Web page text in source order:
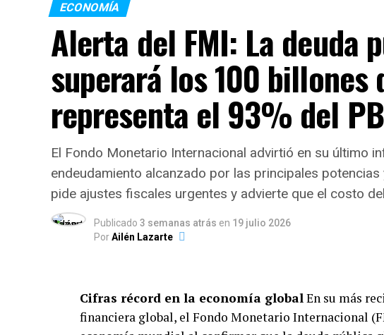
avisándonos que van a dejar
planta no arranca más”.
Importaciones y caída del mercado
Desde el sector sindical señalaron directamente al
cambio en las reglas de juego para el comercio
del cierre.
“Hay una problemática real sobre la producción del
las importaciones”, argumentó Brizuela, comparando
que afectaron a gigantes petroquímicos del cordón
Por su parte, desde la gerencia de la compañía
local tornó inviable la continuidad operativa:
ECONOMÍA
Alerta del FMI: La deuda
superará los 100 billones
representa el 93% del
El Fondo Monetario Internacional advirtió en su último
endeudamiento alcanzado por las principales
pide ajustes fiscales urgentes y advierte que el costo
Publicado 3 semanas atrás en 19 julio 2026
PorAilén Lazarte
Cifras récord en la economía globalEn su más
financiera global, el Fondo Monetario Internacional